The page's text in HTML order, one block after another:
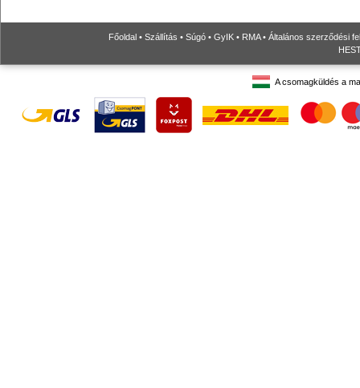
Főoldal • Szállítás • Súgó • GyIK • RMA• Általános szerződési
A csomagküldés a